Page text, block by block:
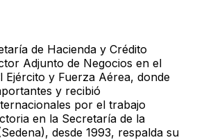
de Hacienda y Crédito
Adjunto de Negocios en el
Ejército y Fuerza Aérea, donde
y recibió
por el trabajo
en la Secretaría de la
desde 1993, respalda su